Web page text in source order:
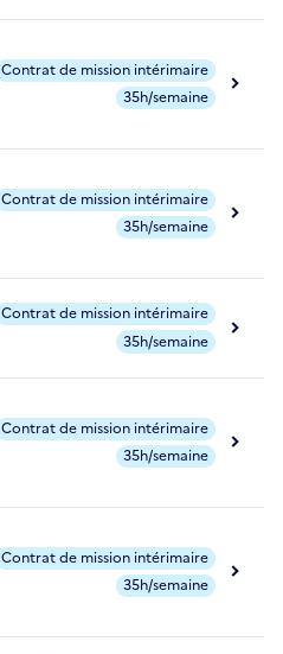
Contrat de mission intérimaire
35h/semaine
Contrat de mission intérimaire
35h/semaine
Contrat de mission intérimaire
35h/semaine
Contrat de mission intérimaire
35h/semaine
Contrat de mission intérimaire
35h/semaine